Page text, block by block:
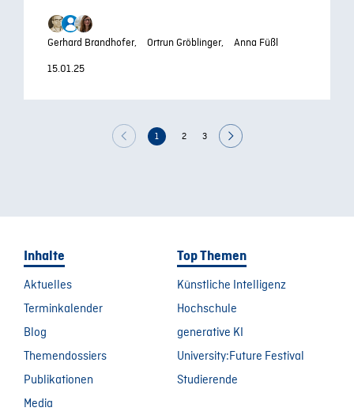
Gerhard Brandhofer, Ortrun Gröblinger,
Anna Füßl
15.01.25
1 2 3
Inhalte
Aktuelles
Terminkalender
Blog
Themendossiers
Publikationen
Media
Top Themen
Künstliche Intelligenz
Hochschule
generative KI
University:Future Festival
Studierende